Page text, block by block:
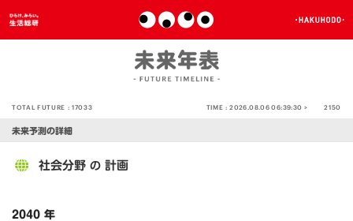
TOTAL FUTURE :17033 TIME :2026.08.06 06:39:30 > 2150
未来予測の詳細
社会分野 の 計画
2040 年